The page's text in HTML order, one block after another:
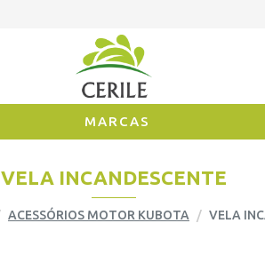
MARCAS
ACESSÓRIOS MOTOR KUBOTA VELA
VELA INCANDESCENTE